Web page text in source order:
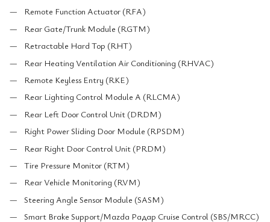
Remote Function Actuator (RFA)
Rear Gate/Trunk Module (RGTM)
Retractable Hard Top (RHT)
Rear Heating Ventilation Air Conditioning (RHVAC)
Remote Keyless Entry (RKE)
Rear Lighting Control Module A (RLCMA)
Rear Left Door Control Unit (DRDM)
Right Power Sliding Door Module (RPSDM)
Rear Right Door Control Unit (PRDM)
Tire Pressure Monitor (RTM)
Rear Vehicle Monitoring (RVM)
Steering Angle Sensor Module (SASM)
Smart Brake Support/Mazda Радар Cruise Control (SBS/MRCC)